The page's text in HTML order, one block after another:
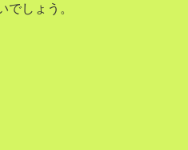
でしょう。